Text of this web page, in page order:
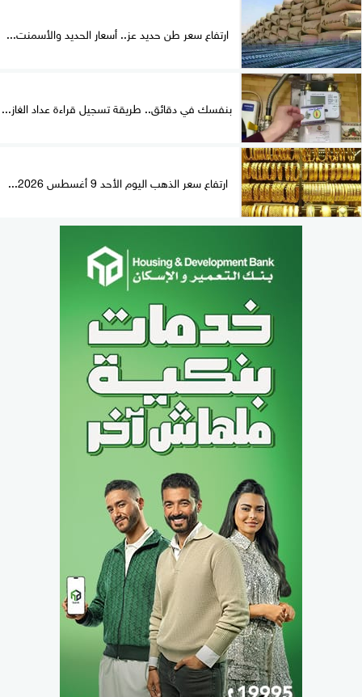
ارتفاع سعر طن حديد عز.. أسعار الحديد والأسمنت...
بنفسك في دقائق.. طريقة تسجيل قراءة عداد الغاز...
ارتفاع سعر الذهب اليوم الأحد 9 أغسطس 2026...